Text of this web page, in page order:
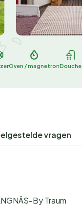
Oven / magnetronDouche
vragen
By Traum